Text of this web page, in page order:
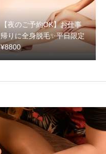
【夜のご予約OK】お仕事
帰りに全身脱毛✨️平日限定
¥8800